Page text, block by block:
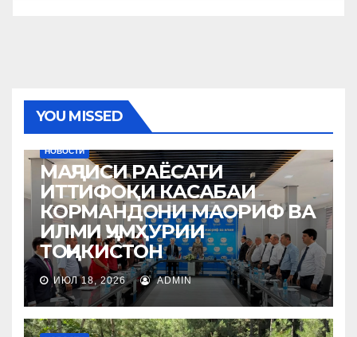
YOU MISSED
НОВОСТИ
МАҶЛИСИ РАЁСАТИ
ИТТИФОҚИ КАСАБАИ
КОРМАНДОНИ МАОРИФ ВА
ИЛМИ ҶУМҲУРИИ
ТОҶИКИСТОН
ИЮЛ 18, 2026 ADMIN